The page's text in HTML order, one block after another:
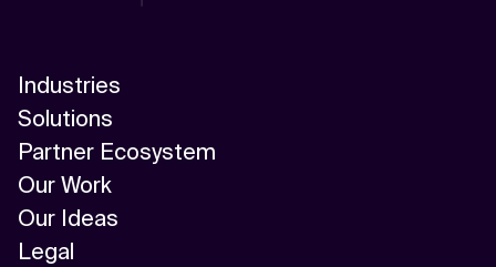
Industries
Solutions
Partner Ecosystem
Our Work
Our Ideas
Legal